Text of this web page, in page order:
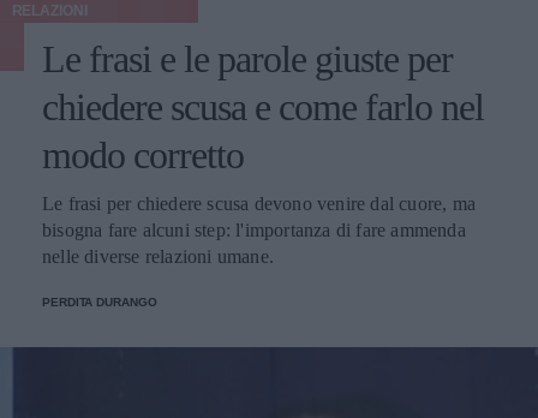
RELAZIONI
Le frasi e le parole giuste per
chiedere scusa e come farlo nel
modo corretto
Le frasi per chiedere scusa devono venire dal cuore, ma
bisogna fare alcuni step: l'importanza di fare ammenda
nelle diverse relazioni umane.
PERDITA DURANGO